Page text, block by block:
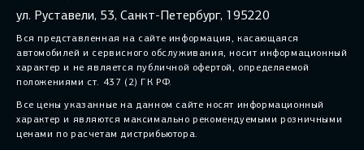
ул. Руставели, 53, Санкт-Петербург, 195220
Вся представленная на сайте информация, касающаяся
автомобилей и сервисного обслуживания, носит информационный
характер и не является публичной офертой, определяемой
положениями ст. 437 (2) ГК РФ.
Все цены указанные на данном сайте носят информационный
характер и являются максимально рекомендуемыми розничными
ценами по расчетам дистрибьютора.